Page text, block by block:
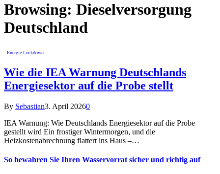
Browsing: Dieselversorgung
Deutschland
Energie Lockdown
Wie die IEA Warnung Deutschlands
Energiesektor auf die Probe stellt
By Sebastian3. April 20260
IEA Warnung: Wie Deutschlands Energiesektor auf die Probe
gestellt wird Ein frostiger Wintermorgen, und die
Heizkostenabrechnung flattert ins Haus –…
So bewahren Sie Ihren Wasservorrat sicher und richtig auf